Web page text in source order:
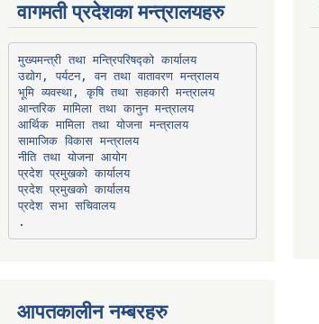
वागमती प्रदेशका मन्त्रालयहरु
मुख्यमन्त्री तथा मन्त्रिपरिषद्को कार्यालय
उद्योग, पर्यटन, वन तथा वातावरण मन्त्रालय
भूमि व्यवस्था, कृषि तथा सहकारी मन्त्रालय
आन्तरिक मामिला तथा कानुन मन्त्रालय
आर्थिक मामिला तथा योजना मन्त्रालय
सामाजिक विकास मन्त्रालय
नीति तथा योजना आयोग
प्रदेश प्रमुखको कार्यालय
प्रदेश प्रमुखको कार्यालय
प्रदेश सभा सचिवालय
आपतकालीन नम्बरहरु